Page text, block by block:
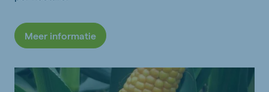
Meer informatie